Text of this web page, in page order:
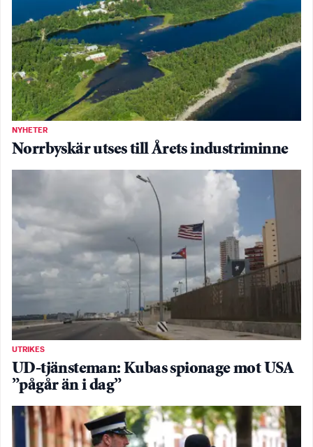
NYHETER
Norrbyskär utses till Årets industriminne
UTRIKES
UD-tjänsteman: Kubas spionage mot USA
”pågår än i dag”